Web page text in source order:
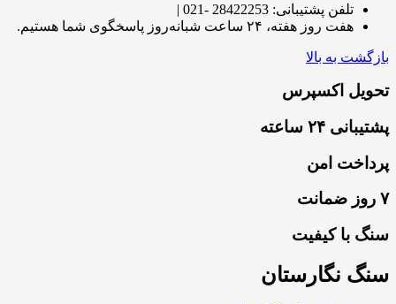
تلفن پشتیبانی: 28422253 -021 |
هفت روز هفته، ۲۴ ساعت شبانه‌روز پاسخگوی شما هستیم.
بازگشت به بالا
تحویل اکسپرس
پشتیبانی ۲۴ ساعته
پرداخت امن
۷ روز ضمانت
سنگ با کیفیت
سنگ نگارستان